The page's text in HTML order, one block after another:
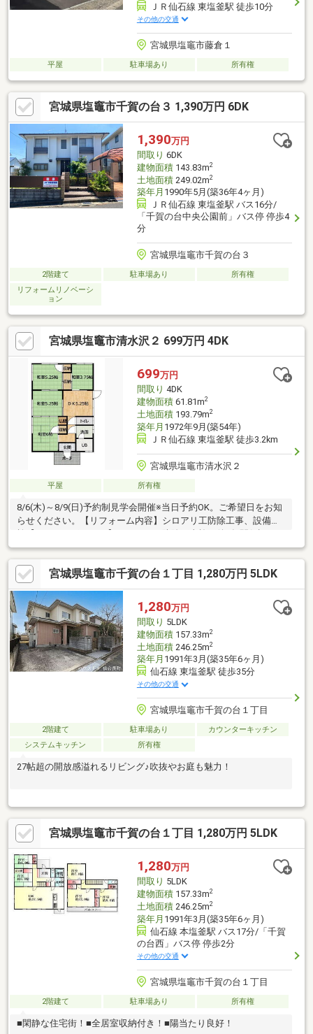
ＪＲ仙石線 東塩釜駅 徒歩10分
その他の交通
宮城県塩竈市藤倉１
平屋 駐車場あり 所有権
宮城県塩竈市千賀の台３ 1,390万円 6DK
1,390万円
間取り 6DK
建物面積143.83m2
土地面積249.02m2
築年月 1990年5月(築36年4ヶ月)
ＪＲ仙石線 東塩釜駅 バス16分/
「千賀の台中央公園前」バス停 停歩4
分
宮城県塩竈市千賀の台３
2階建て 駐車場あり
所有権
リフォームリノベーシ
ョン
宮城県塩竈市清水沢２ 699万円 4DK
699万円
間取り 4DK
建物面積61.81m2
土地面積193.79m2
築年月 1972年9月(築54年)
ＪＲ仙石線 東塩釜駅 徒歩3.2km
宮城県塩竈市清水沢２
平屋 所有権
8/6(木)～8/9(日)予約制見学会開催※当日予約OK。ご希望日をお知
らせください。【リフォーム内容】シロアリ工防除工事、設備点
検【おすすめポイント】・シロアリ防除工事施工後5年間保証。・
お客様に合わせたローンの組み方や金融機関をご提案。住宅ロー
ンが初めての方でもお気軽にご相談ください。【周辺施設】・月
見が丘小学校まで約1600ｍ（徒歩約20分）・玉川中学校まで約
1200ｍ（徒歩15分）・みやぎ生協塩釜栄町店様まで約1100ｍ（徒
歩14分）・セブンイレブン塩釜泉沢店様まで約800ｍ（徒歩10
分）
宮城県塩竈市千賀の台１丁目 1,280万円 5LDK
1,280万円
間取り 5LDK
建物面積157.33m2
土地面積246.25m2
築年月 1991年3月(築35年6ヶ月)
仙石線 東塩釜駅 徒歩35分
その他の交通
宮城県塩竈市千賀の台１丁目
2階建て 駐車場あり
カウンターキッチン
システムキッチン
所有権
27帖超の開放感溢れるリビング♪吹抜やお庭も魅力！
宮城県塩竈市千賀の台１丁目 1,280万円 5LDK
1,280万円
間取り 5LDK
建物面積157.33m2
土地面積246.25m2
築年月 1991年3月(築35年6ヶ月)
仙石線 本塩釜駅 バス17分/「千賀
の台西」バス停 停歩2分
その他の交通
宮城県塩竈市千賀の台１丁目
2階建て 駐車場あり 所有権
■閑静な住宅街！■全居室収納付き！■陽当たり良好！